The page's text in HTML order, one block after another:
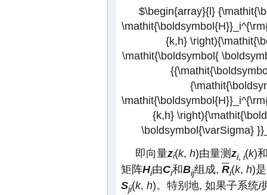
$\begin{array}{l}
{k,h}
\mathit{\boldsymbol{
{k,h}
\boldsymbol{\varSigma}
即向量zi(k, h)由量测zi, i(k)
矩阵Hi由Ci和Bij组成, Ri(k, h)
Sji(k, h)。特别地, 如果子系统i